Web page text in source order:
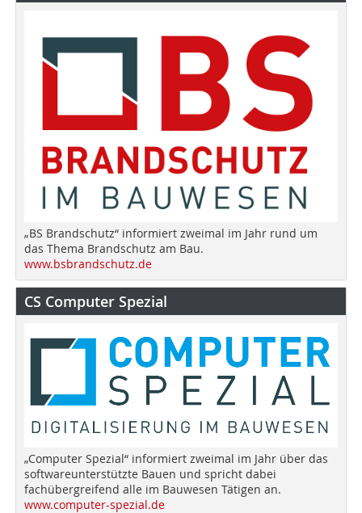
„BS Brandschutz“ informiert zweimal im Jahr rund um
das Thema Brandschutz am Bau.
www.bsbrandschutz.de
CS Computer Spezial
„Computer Spezial“ informiert zweimal im Jahr über das
softwareunterstützte Bauen und spricht dabei
fachübergreifend alle im Bauwesen Tätigen an.
www.computer-spezial.de